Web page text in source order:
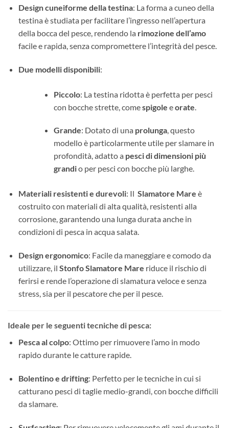
Design cuneiforme della testina: La forma a cuneo della
testina è studiata per facilitare l’ingresso nell’apertura
della bocca del pesce, rendendo la rimozione dell’amo
facile e rapida, senza compromettere l’integrità del pesce.
Due modelli disponibili:
Piccolo: La testina ridotta è perfetta per pesci
con bocche strette, comespigole eorate
Grande: Dotato di una prolunga, questo
modello è particolarmente utile per slamare in
profondità, adatto a pesci di dimensioni più
grandio per pesci con bocche più larghe.
Materiali resistenti e durevoli: Il Slamatore Mare è
costruito con materiali di alta qualità, resistenti alla
corrosione, garantendo una lunga durata anche in
condizioni di pesca in acqua salata.
Design ergonomico: Facile da maneggiare e comodo da
utilizzare, il Stonfo Slamatore Mare riduce il rischio di
ferirsi e rende l’operazione di slamatura veloce e senza
stress, sia per il pescatore che per il pesce.
Ideale per le seguenti tecniche di pesca:
Pesca al colpo: Ottimo per rimuovere l’amo in modo
rapido durante le catture rapide.
Bolentino e drifting: Perfetto per le tecniche in cui si
catturano pesci di taglie medio-grandi, con bocche difficili
da slamare.